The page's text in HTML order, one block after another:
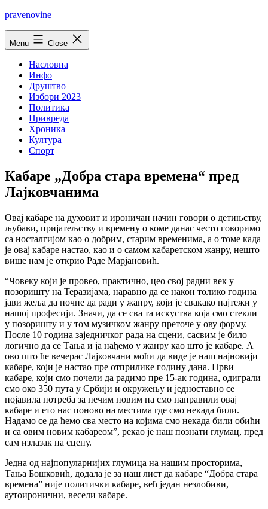
Skip
pravenovine
Menu Close
Насловна
Инфо
Друштво
Избори 2023
Политика
Привреда
Хроника
Култура
Спорт
Кабаре „Добра стара времена“ пред
Лајковчанима
Овај кабаре на духовит и ироничан начин говори о детињству,
љубави, пријатељству и времену о коме данас често говоримо
са носталгијом као о добрим, старим временима, а о томе када
је овај кабаре настао, као и о самом кабаретском жанру, нешто
више нам је открио Раде Марјановић.
“Човеку који је провео, практично, цео свој радни век у
позоришту на Теразијама, наравно да се након толико година
јави жеља да почне да ради у жанру, који је свакако најтежи у
нашој професији. Значи, да се сва та искуства која смо стекли
у позоришту и у том музичком жанру преточе у ову форму.
После 10 година заједничког рада на сцени, сасвим је било
логично да се Тања и ја нађемо у жанру као што је кабаре. А
ово што ће вечерас Лајковчани моћи да виде је наш најновији
кабаре, који је настао пре отприлике годину дана. Први
кабаре, који смо почели да радимо пре 15-ак година, одиграли
смо око 350 пута у Србији и окружењу и једноставно се
појавила потреба за нечим новим па смо направили овај
кабаре и ето нас поново на местима где смо некада били.
Надамо се да ћемо сва место на којима смо некада били обићи
и са овим новим кабареом”, рекао је наш познати глумац, пред
сам излазак на сцену.
Једна од најпопуларнијих глумица на нашим просторима,
Тања Бошковић, додала је за наш лист да кабаре “Добра стара
времена” није политички кабаре, већ један незлобиви,
аутоиронични, весели кабаре.